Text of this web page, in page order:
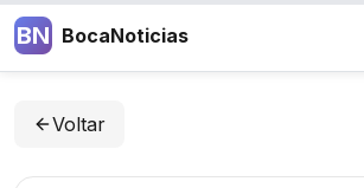
BN BocaNoticias
Voltar